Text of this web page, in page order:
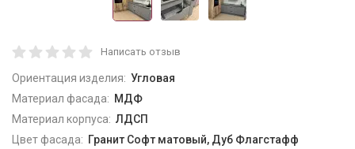
Написать отзыв
Ориентация изделия: Угловая
Материал фасада: МДФ
Материал корпуса: ЛДСП
Цвет фасада: Гранит Софт матовый, Дуб Флагстафф